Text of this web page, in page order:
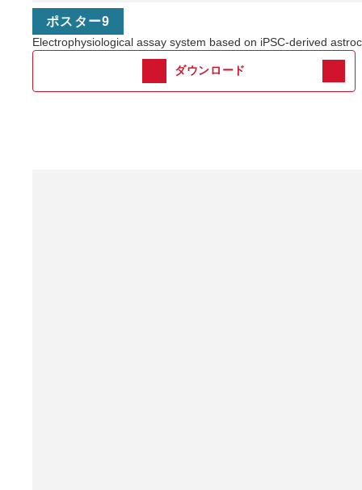
ポスター9
Electrophysiological assay system based on iPSC-derived
ダウンロード